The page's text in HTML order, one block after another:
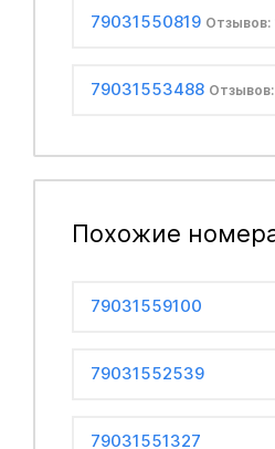
79031550819 Отзывов:
79031553488 Отзывов:
Похожие
79031559100
79031552539
79031551327